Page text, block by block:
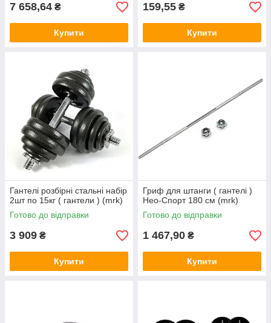
7 658,64 ₴
Купити
159,55 ₴
Купити
Гантелі розбірні стальні набір
2шт по 15кг ( гантели ) (mrk)
Готово до відправки
3 909 ₴
Купити
Гриф для штанги ( гантелі )
Нео-Спорт 180 см (mrk)
Готово до відправки
1 467,90 ₴
Купити